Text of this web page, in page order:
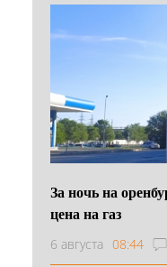
За ночь на
цена на газ
6 августа 08:44